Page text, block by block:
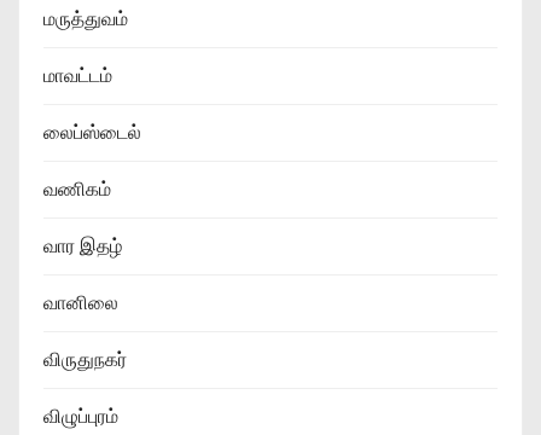
மருத்துவம்
மாவட்டம்
லைப்ஸ்டைல்
வணிகம்
வார இதழ்
வானிலை
விருதுநகர்
விழுப்புரம்